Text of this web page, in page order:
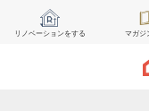
リノベーションをする マガジ